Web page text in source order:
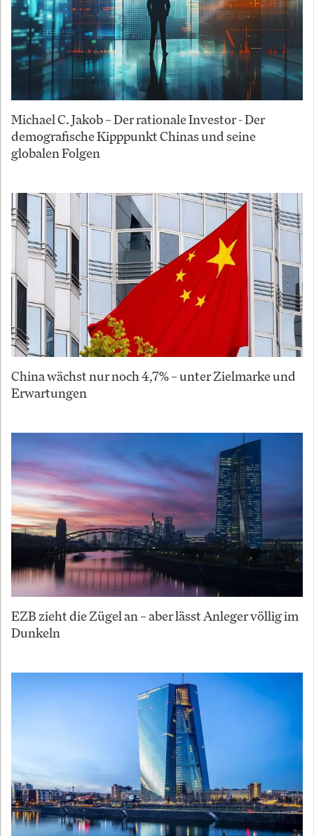
Michael C. Jakob – Der rationale Investor - Der
demografische Kipppunkt Chinas und seine
globalen Folgen
China wächst nur noch 4,7% – unter Zielmarke und
Erwartungen
EZB zieht die Zügel an – aber lässt Anleger völlig im
Dunkeln